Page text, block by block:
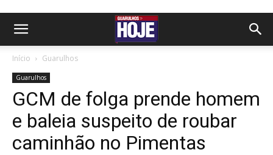
Início Guarulhos
Guarulhos
GCM de folga prende homem
e baleia suspeito de roubar
caminhão no Pimentas